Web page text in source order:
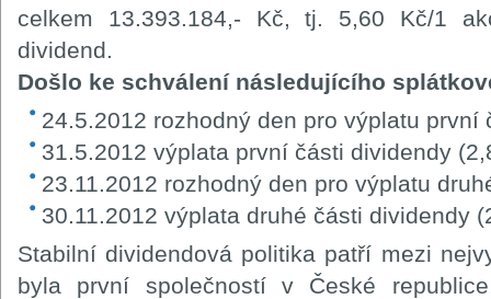
celkem 13.393.184,- Kč, tj. 5,60 Kč/1
dividend.
Došlo ke schválení následujícího
24.5.2012 rozhodný den pro výplatu první
31.5.2012 výplata první části dividendy
23.11.2012 rozhodný den pro výplatu
30.11.2012 výplata druhé části dividendy
Stabilní dividendová politika patří mezi
byla první společností v České